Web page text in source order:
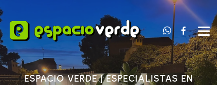
Contacta
ESPACIO VERDE | ESPECIALISTAS EN